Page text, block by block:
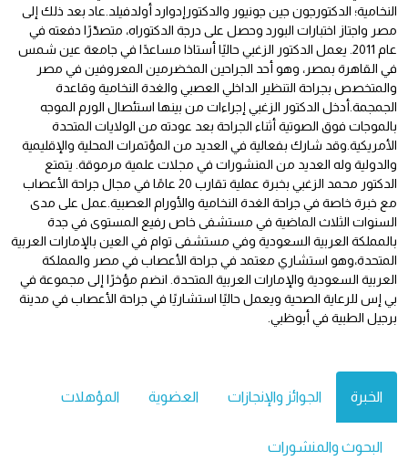
النخامية؛ الدكتورجون جين جونيور والدكتورإدوارد أولدفيلد.عاد بعد ذلك إلى
مصر واجتاز اختبارات البورد وحصل على درجة الدكتوراه، متصدّرًا دفعته في
عام 2011. يعمل الدكتور الزغبي حاليًا أستاذا مساعدًا في جامعة عين شمس
في القاهرة بمصر، وهو أحد الجراحين المخضرمين المعروفين في مصر
والمتخصص بجراحة التنظير الداخلي العصبي والغدة النخامية وقاعدة
الجمجمة.أدخل الدكتور الزغبي إجراءات من بينها استئصال الورم الموجه
بالموجات فوق الصوتية أثناء الجراحة بعد عودته من الولايات المتحدة
الأمريكية.وقد شارك بفعالية في العديد من المؤتمرات المحلية والإقليمية
والدولية وله العديد من المنشورات في مجلات علمية مرموقة. يتمتع
الدكتور محمد الزغبي بخبرة عملية تقارب 20 عامًا في مجال جراحة الأعصاب
مع خبرة خاصة في جراحة الغدة النخامية والأورام العصبية.عمل على مدى
السنوات الثلاث الماضية في مستشفى خاص رفيع المستوى في جدة
بالمملكة العربية السعودية وفي مستشفى توام في العين بالإمارات العربية
المتحدة،وهو استشاري معتمد في جراحة الأعصاب في مصر والمملكة
العربية السعودية والإمارات العربية المتحدة. انضم مؤخرًا إلى مجموعة في
بي إس للرعاية الصحية ويعمل حاليًا استشاريًا في جراحة الأعصاب في مدينة
برجيل الطبية في أبوظبي.
الخبرة الجوائز والإنجازات العضوية المؤهلات
البحوث والمنشورات